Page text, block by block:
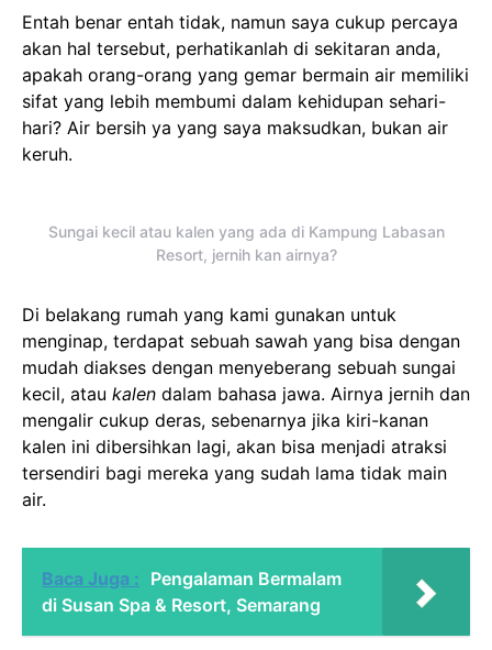
Entah benar entah tidak, namun saya cukup percaya
akan hal tersebut, perhatikanlah di sekitaran anda,
apakah orang-orang yang gemar bermain air memiliki
sifat yang lebih membumi dalam kehidupan sehari-
hari? Air bersih ya yang saya maksudkan, bukan air
keruh.
Sungai kecil atau kalen yang ada di Kampung Labasan
Resort, jernih kan airnya?
Di belakang rumah yang kami gunakan untuk
menginap, terdapat sebuah sawah yang bisa dengan
mudah diakses dengan menyeberang sebuah sungai
kecil, atau kalen dalam bahasa jawa. Airnya jernih dan
mengalir cukup deras, sebenarnya jika kiri-kanan
kalen ini dibersihkan lagi, akan bisa menjadi atraksi
tersendiri bagi mereka yang sudah lama tidak main
air.
Baca Juga : Pengalaman Bermalam
di Susan Spa & Resort, Semarang